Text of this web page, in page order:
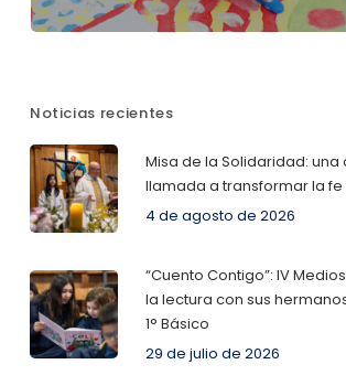
Noticias recientes
Misa de la Solidaridad:
llamada a transformar la
4 de agosto de 2026
“Cuento Contigo”: IV
la lectura con sus
1° Básico
29 de julio de 2026